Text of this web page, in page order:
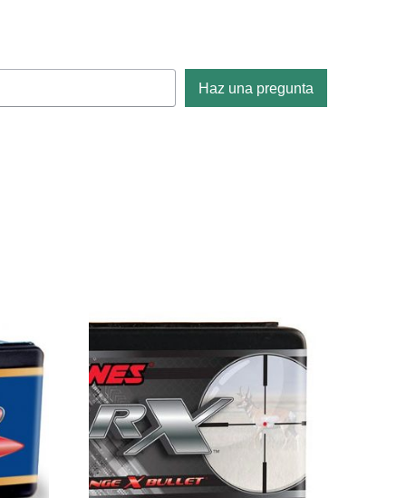
Haz una pregunta